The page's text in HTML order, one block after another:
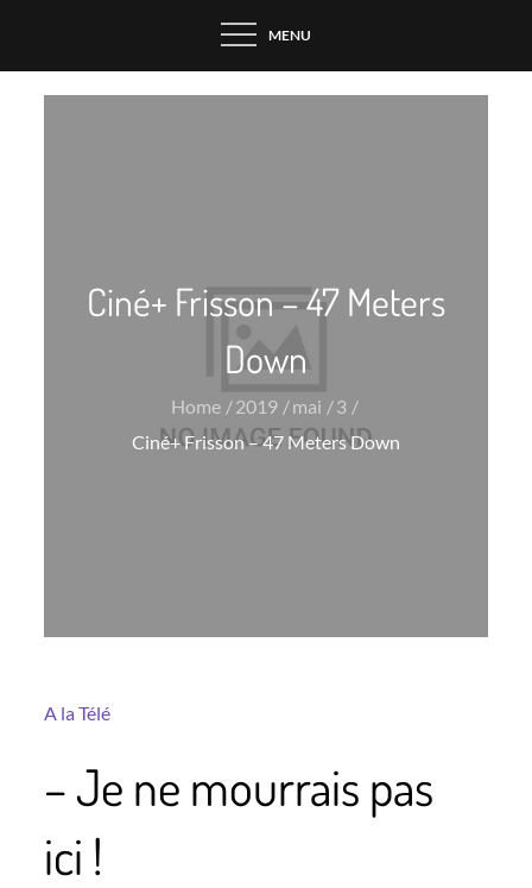
MENU
Ciné+ Frisson – 47 Meters
Down
Home 2019 mai
3
Ciné+ Frisson – 47 Meters Down
A la Télé
– Je ne mourrais pas
ici !